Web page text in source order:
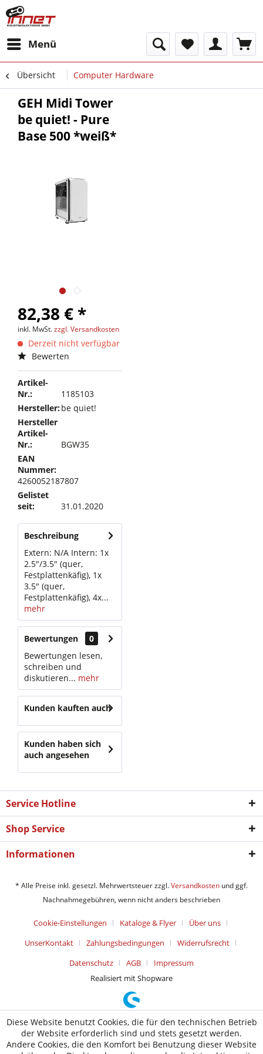
Menü
Übersicht Computer Hardware
GEH Midi Tower
be quiet! - Pure
Base 500 *weiß*
82,38 € *
inkl. MwSt.zzgl. Versandkosten
Derzeit nicht verfügbar
Bewerten
Artikel-
Nr.:
1185103
Hersteller:be quiet!
Hersteller
Artikel-
Nr.:
BGW35
EAN
Nummer:
4260052187807
Gelistet
seit:
31.01.2020
Beschreibung
Extern: N/A Intern: 1x
2.5"/3.5" (quer,
Festplattenkäfig), 1x
3.5" (quer,
Festplattenkäfig), 4x...
mehr
Bewertungen
0
Bewertungen lesen,
schreiben und
diskutieren... mehr
Kunden kauften auch
Kunden haben sich
auch angesehen
Service Hotline
Shop Service
Informationen
* Alle Preise inkl. gesetzl. Mehrwertsteuer zzgl.Versandkosten und ggf.
Nachnahmegebühren, wenn nicht anders beschrieben
Cookie-Einstellungen Kataloge & Flyer
Über uns
UnserKontakt
Zahlungsbedingungen
Widerrufsrecht
Datenschutz
AGB
Impressum
Realisiert mit Shopware
Diese Website benutzt Cookies, die für den technischen Betrieb
der Website erforderlich sind und stets gesetzt werden.
Andere Cookies, die den Komfort bei Benutzung dieser Website